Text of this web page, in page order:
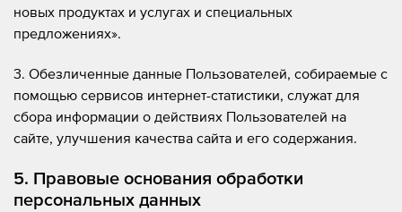
новых продуктах и услугах и специальных
предложениях».
3. Обезличенные данные Пользователей, собираемые с
помощью сервисов интернет-статистики, служат для
сбора информации о действиях Пользователей на
сайте, улучшения качества сайта и его содержания.
5. Правовые основания обработки
персональных данных